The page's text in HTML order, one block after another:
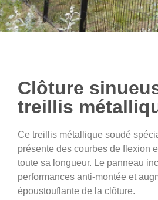
Clôture
treillis
Ce treillis métallique soudé
présente des courbes de flexion
toute sa longueur. Le panneau
performances anti-montée et
époustouflante de la clôture.